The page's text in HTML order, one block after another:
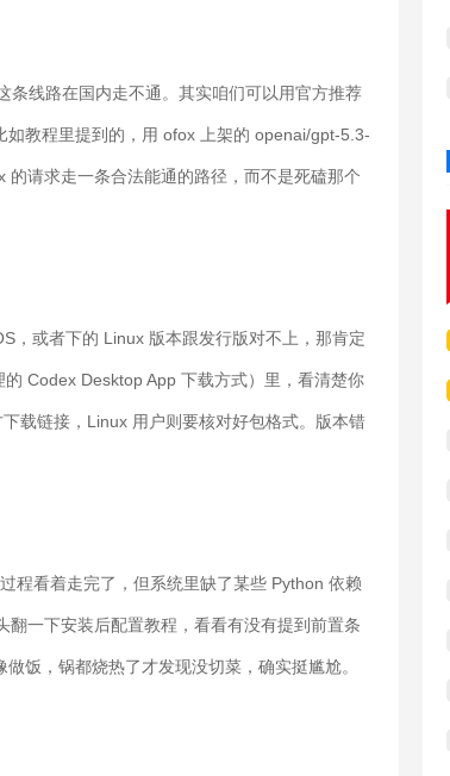
条线路在国内走不通。其实咱们可以用官方推荐
教程里提到的，用 ofox 上架的 openai/gpt-5.3-
请求走一条合法能通的路径，而不是死磕那个
，或者下的 Linux 版本跟发行版对不上，那肯定
Codex Desktop App 下载方式）里，看清楚你
载链接，Linux 用户则要核对好包格式。版本错
程看着走完了，但系统里缺了某些 Python 依赖
一下安装后配置教程，看看有没有提到前置条
饭，锅都烧热了才发现没切菜，确实挺尴尬。